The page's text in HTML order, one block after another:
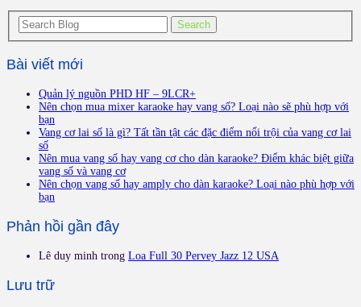
Bài viết mới
Quản lý nguồn PHD HF – 9LCR+
Nên chọn mua mixer karaoke hay vang số? Loại nào sẽ phù hợp với
bạn
Vang cơ lai số là gì? Tất tần tật các đặc điểm nổi trội của vang cơ lai
số
Nên mua vang số hay vang cơ cho dàn karaoke? Điểm khác biệt giữa
vang số và vang cơ
Nên chọn vang số hay amply cho dàn karaoke? Loại nào phù hợp với
bạn
Phản hồi gần đây
Lê duy minh trong Loa Full 30 Pervey Jazz 12 USA
Lưu trữ